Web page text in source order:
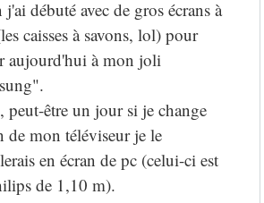
débuté avec de gros écrans à
caisses à savons, lol) pour
aujourd'hui à mon joli
peut-être un jour si je change
de mon téléviseur je le
en écran de pc (celui-ci est
de 1,10 m).